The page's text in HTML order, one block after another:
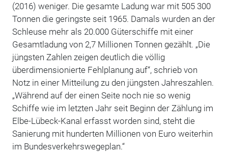
(2016) weniger. Die gesamte Ladung war mit 505 300
Tonnen die geringste seit 1965. Damals wurden an der
Schleuse mehr als 20.000 Güterschiffe mit einer
Gesamtladung von 2,7 Millionen Tonnen gezählt. „Die
jüngsten Zahlen zeigen deutlich die völlig
überdimensionierte Fehlplanung auf“, schrieb von
Notz in einer Mitteilung zu den jüngsten Jahreszahlen.
„Während auf der einen Seite noch nie so wenig
Schiffe wie im letzten Jahr seit Beginn der Zählung im
Elbe-Lübeck-Kanal erfasst worden sind, steht die
Sanierung mit hunderten Millionen von Euro weiterhin
im Bundesverkehrswegeplan.“